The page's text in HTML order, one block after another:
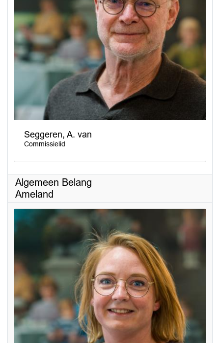
Seggeren, A. van
Commissielid
Algemeen Belang
Ameland